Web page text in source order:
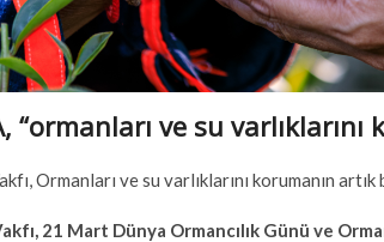
“ormanları ve su
Ormanları ve su varlıklarını korumanın
21 Mart Dünya Ormancılık Günü ve